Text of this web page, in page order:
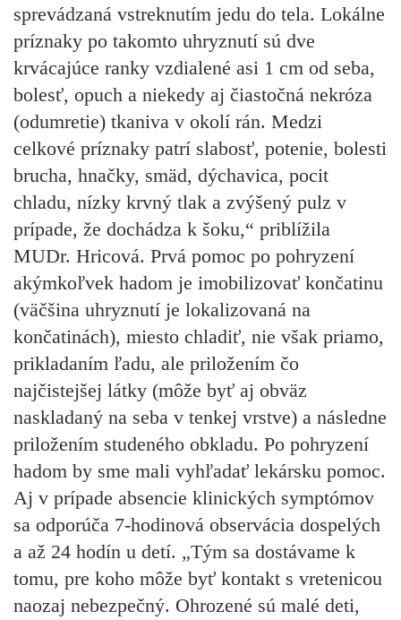
sprevádzaná vstreknutím jedu do tela. Lokálne
príznaky po takomto uhryznutí sú dve
krvácajúce ranky vzdialené asi 1 cm od seba,
bolesť, opuch a niekedy aj čiastočná nekróza
(odumretie) tkaniva v okolí rán. Medzi
celkové príznaky patrí slabosť, potenie, bolesti
brucha, hnačky, smäd, dýchavica, pocit
chladu, nízky krvný tlak a zvýšený pulz v
prípade, že dochádza k šoku,“ priblížila
MUDr. Hricová. Prvá pomoc po pohryzení
akýmkoľvek hadom je imobilizovať končatinu
(väčšina uhryznutí je lokalizovaná na
končatinách), miesto chladiť, nie však priamo,
prikladaním ľadu, ale priložením čo
najčistejšej látky (môže byť aj obväz
naskladaný na seba v tenkej vrstve) a následne
priložením studeného obkladu. Po pohryzení
hadom by sme mali vyhľadať lekársku pomoc.
Aj v prípade absencie klinických symptómov
sa odporúča 7-hodinová observácia dospelých
a až 24 hodín u detí. „Tým sa dostávame k
tomu, pre koho môže byť kontakt s vretenicou
naozaj nebezpečný. Ohrozené sú malé deti,